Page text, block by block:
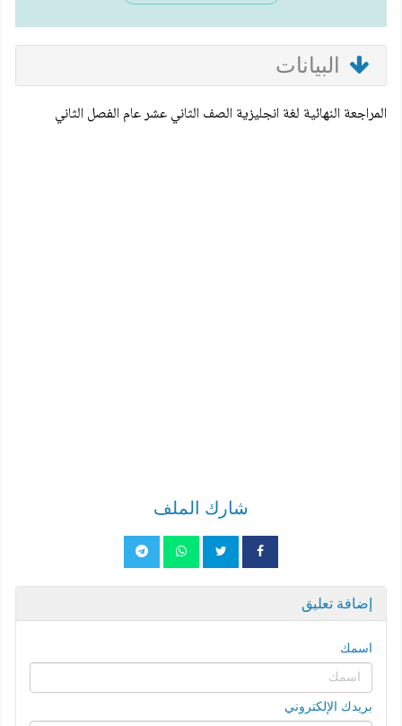
البيانات
المراجعة النهائية لغة انجليزية الصف الثاني عشر عام الفصل الثاني
شارك الملف
إضافة تعليق
اسمك
بريدك الإلكتروني